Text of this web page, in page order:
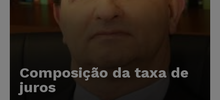
Composição da taxa de
juros